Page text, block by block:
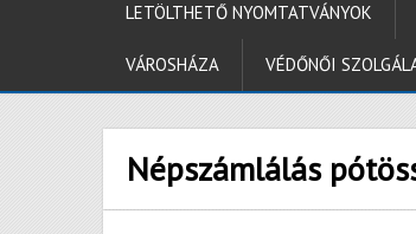
LETÖLTHETŐ NYOMTATVÁNYOK
VÁROSHÁZA VÉDŐNŐI
Népszámlálás